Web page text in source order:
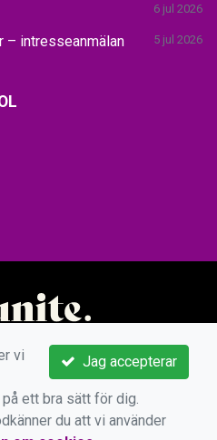
6 jul 2026
– intresseanmälan 5 jul 2026
Jag accepterar
vi
ett bra sätt för dig.
du att vi använder